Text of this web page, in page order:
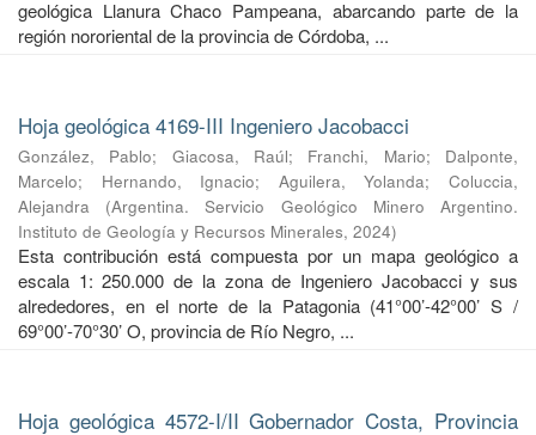
geológica Llanura Chaco Pampeana, abarcando parte de la
región nororiental de la provincia de Córdoba, ...
Hoja geológica 4169-III Ingeniero Jacobacci
González, Pablo; Giacosa, Raúl; Franchi, Mario; Dalponte,
Marcelo; Hernando, Ignacio; Aguilera, Yolanda;Coluccia,
Alejandra
(Argentina. Servicio Geológico Minero Argentino.
Instituto de Geología y Recursos Minerales, 2024)
Esta contribución está compuesta por un mapa geológico a
escala 1: 250.000 de la zona de Ingeniero Jacobacci y sus
alrededores, en el norte de la Patagonia (41°00’-42°00’ S /
69°00’-70°30’ O, provincia de Río Negro, ...
Hoja geológica 4572-I/II Gobernador Costa, Provincia